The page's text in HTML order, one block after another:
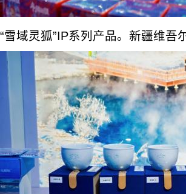
“雪域灵狐”IP系列产品。新疆维吾